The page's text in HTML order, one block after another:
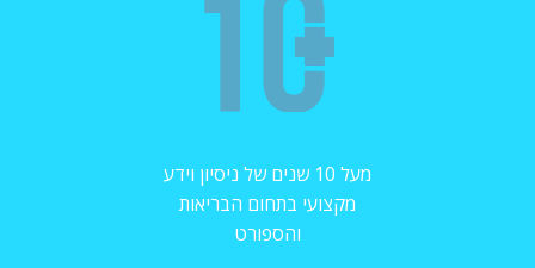
מעל 10 שנים של ניסיון וידע
מקצועי בתחום הבריאות
והספורט